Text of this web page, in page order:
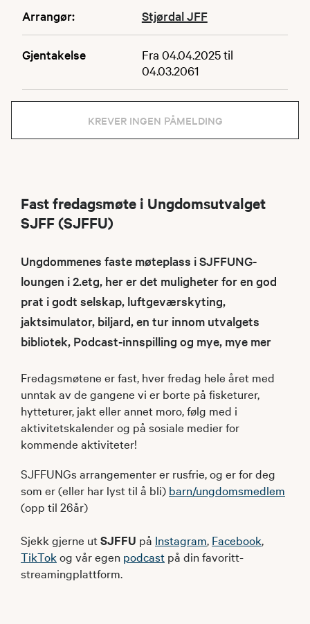
Arrangør: Stjørdal JFF
Gjentakelse
Fra 04.04.2025 til
04.03.2061
KREVER INGEN PÅMELDING
Fast fredagsmøte i Ungdomsutvalget
SJFF (SJFFU)
Ungdommenes faste møteplass i SJFFUNG-
loungen i 2.etg, her er det muligheter for en god
prat i godt selskap, luftgeværskyting,
jaktsimulator, biljard, en tur innom utvalgets
bibliotek, Podcast-innspilling og mye, mye mer
Fredagsmøtene er fast, hver fredag hele året med
unntak av de gangene vi er borte på fisketurer,
hytteturer, jakt eller annet moro, følg med i
aktivitetskalender og på sosiale medier for
kommende aktiviteter!
SJFFUNGs arrangementer er rusfrie, og er for deg
som er (eller har lyst til å bli) barn/ungdomsmedlem
(opp til 26år)
Sjekk gjerne utSJFFU på Instagram, Facebook,
TikTok og vår egen podcast på din favoritt-
streamingplattform.